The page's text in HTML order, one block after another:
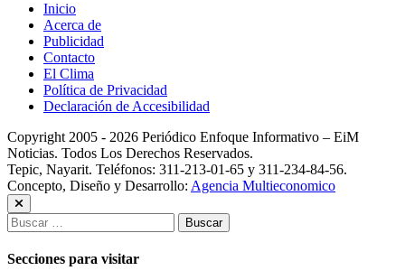
Inicio
Acerca de
Publicidad
Contacto
El Clima
Política de Privacidad
Declaración de Accesibilidad
Copyright 2005 - 2026 Periódico Enfoque Informativo – EiM
Noticias. Todos Los Derechos Reservados.
Tepic, Nayarit. Teléfonos: 311-213-01-65 y 311-234-84-56.
Concepto, Diseño y Desarrollo: Agencia Multieconomico
Buscar:
Secciones para visitar